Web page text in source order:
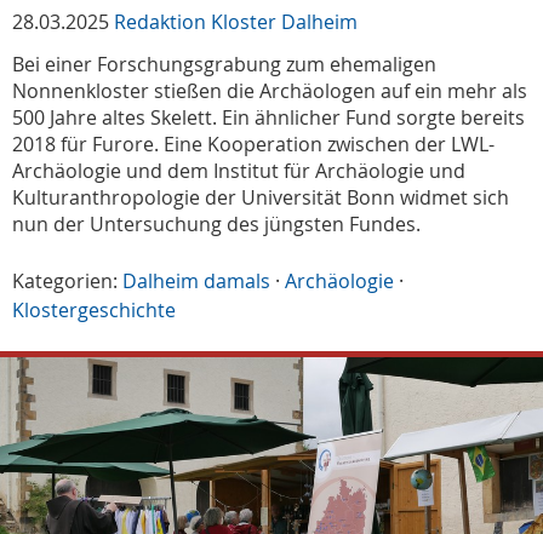
28.03.2025 Redaktion Kloster Dalheim
Bei einer Forschungsgrabung zum ehemaligen
Nonnenkloster stießen die Archäologen auf ein mehr als
500 Jahre altes Skelett. Ein ähnlicher Fund sorgte bereits
2018 für Furore. Eine Kooperation zwischen der LWL-
Archäologie und dem Institut für Archäologie und
Kulturanthropologie der Universität Bonn widmet sich
nun der Untersuchung des jüngsten Fundes.
Kategorien: Dalheim damals · Archäologie ·
Klostergeschichte